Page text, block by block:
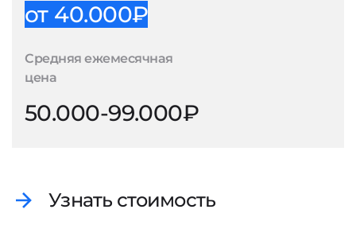
от 40.000₽
Средняя ежемесячная
цена
50.000-99.000₽
Узнать стоимость